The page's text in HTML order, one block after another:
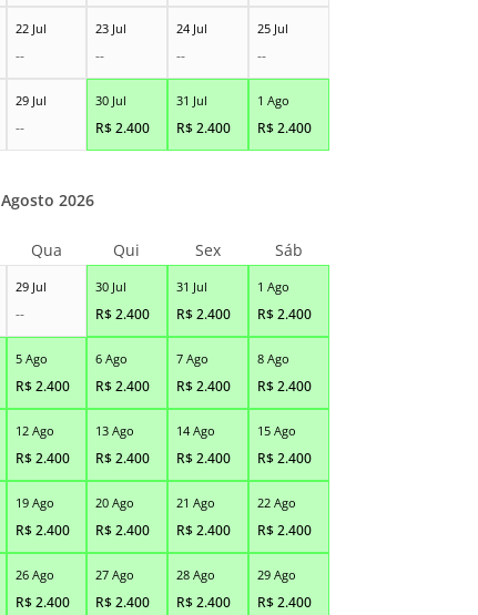
22 Jul
--
23 Jul
--
24 Jul
--
25 Jul
--
29 Jul
--
30 Jul
R$2.400
31 Jul
R$2.400
1 Ago
R$2.400
29 Jul
--
30 Jul
R$2.400
31 Jul
R$2.400
1 Ago
R$2.400
5 Ago
R$2.400
6 Ago
R$2.400
7 Ago
R$2.400
8 Ago
R$2.400
12 Ago
R$2.400
13 Ago
R$2.400
14 Ago
R$2.400
15 Ago
R$2.400
19 Ago
R$2.400
20 Ago
R$2.400
21 Ago
R$2.400
22 Ago
R$2.400
26 Ago
R$2.400
27 Ago
R$2.400
28 Ago
R$2.400
29 Ago
R$2.400
Agosto 2026
Qua Qui Sex Sáb